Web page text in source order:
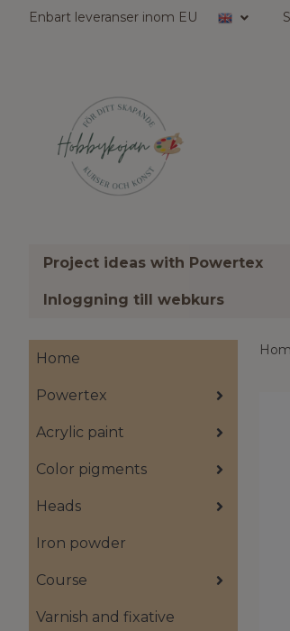
Enbart leveranser inom EU
Project ideas with Powertex
Inloggning till webkurs
Home
Powertex
Acrylic paint
Color pigments
Heads
Iron powder
Course
Varnish and fixative